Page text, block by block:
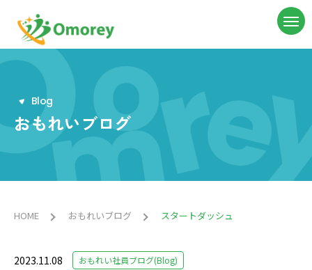
Blog
おもれいブログ
HOME おもれいブログ スタートダッシュ
2023.11.08 おもれい社員ブログ(Blog)